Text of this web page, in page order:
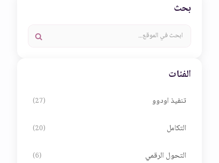
بحث
الفئات
تنفيذ اودوو (27)
التكامل (20)
التحول الرقمي (6)